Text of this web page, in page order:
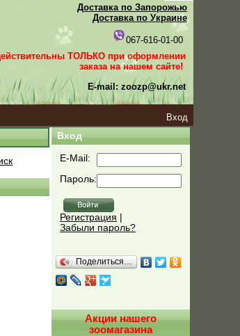
Доставка по Запорожью
Доставка по Украине
067-616-01-00
ТОЛЬКО при оформлении
заказа на нашем сайте!
E-mail: zoozp@ukr.net
Вход
Вход
E-Mail:
Пароль:
Регистрация
Забыли пароль?
Поделиться…
Акции нашего
зоомагазина